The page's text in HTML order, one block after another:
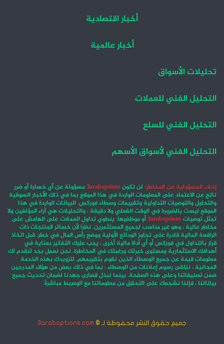
أخبار اقتصادية
أخبار عالمية
تحليلات الأسواق
التحليل الفني للعملات
التحليل الفني للسلع
التحليل الفني لأسواق الأسهم
إخلاء المسؤولية عن المخاطر: لن تكون3araboptionsمسؤولة عن أي خسارة أو ضرر
ناتج عن الاعتماد على المعلومات الواردة في هذا الموقع بما في ذلك الأخبار السوقية
والتحليل والتوصيات التداولية وتقييمات وسطاء فوركس. البيانات الواردة في هذا
الموقع ليست بالضرورة في الوقت الفعلي ولا دقيقة ، والتحليلات هي آراء المؤلفين ولا
تمثل توصيات3araboptionsأو موظفيها. ينطوي تداول العملات على الهامش على
مخاطر عالية ، وهو غير مناسب لجميع المستثمرين. نظرًا لأن خسائر المنتجات ذات
الرافعة المالية قادرة على تجاوز الودائع الأولية ووضع رأس المال في خطر. قبل اتخاذ
قرار بالتداول في فوركس أو أي أداة مالية أخرى ، يجب عليك التفكير بعناية في
أهدافك الاستثمارية ومستوى خبرتك ورغبتك في المخاطرة. نحن نعمل بجد لنقدم لك
معلومات قيمة عن جميع الوسطاء الذين نقوم بتقييمهم. لتزويدك بهذه الخدمة
المجانية ، نتلقى رسوم إعلانات من الوسطاء ، بما في ذلك بعض من هؤلاء المدرجين
ضمن تصنيفاتنا وعلى هذه الصفحة. بينما نبذل قصارى جهدنا لضمان تحديث جميع
بياناتنا ، فإننا نشجعك على التحقق من معلوماتنا مع الوسيط مباشرةً.
جميع حقوق النشر محفوظة لـ © 3araboptions.com